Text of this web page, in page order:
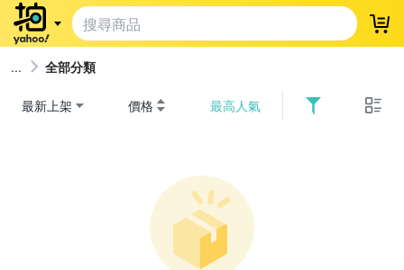
登
全部分類
最新上架 價格 最高人氣